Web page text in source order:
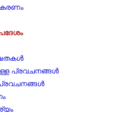
പ്രവചനങ്ങൾ
പ്രവചനങ്ങൾ